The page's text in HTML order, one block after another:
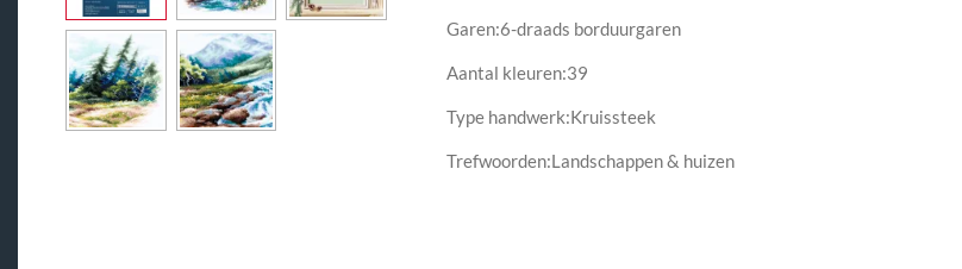
Garen:6-draads borduurgaren
Aantal kleuren:39
Type handwerk:Kruissteek
Trefwoorden:Landschappen & huizen